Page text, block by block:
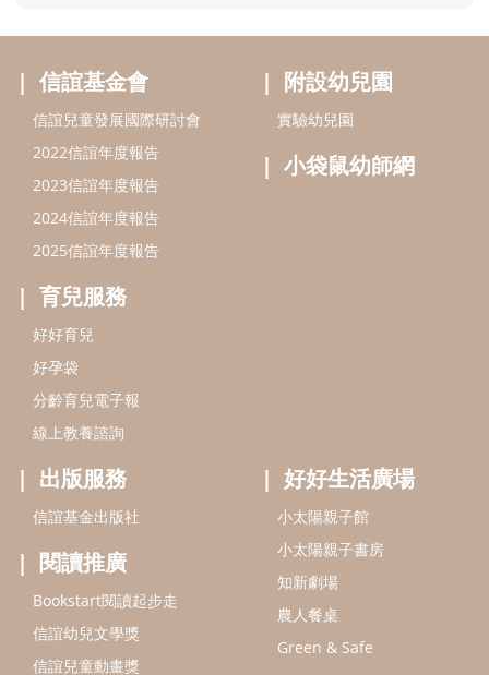
好孕袋
分齡育兒電子報
線上教養諮詢
出版服務
信誼基金出版社
閱讀推廣
Bookstart閱讀起步走
信誼幼兒文學獎
信誼兒童動畫獎
小袋鼠說故事劇團
service@hsin-yi.org.tw
信誼好好育兒
小太陽親子書房
(02)2396-5305轉2345 (週一～週五 9:00～18:00)
認識信誼 合作洽談 智慧財產權聲明
本網站建議使用IE9(含以上)或 Google Chrome 版本瀏覽器
信誼基金會/上誼文化實業股份有限公司 版權所有 ©